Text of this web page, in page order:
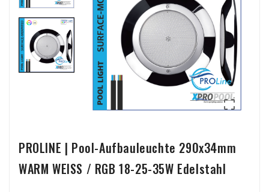

PROLINE | Pool-Aufbauleuchte 290x34mm
WARM WEISS / RGB 18-25-35W Edelstahl